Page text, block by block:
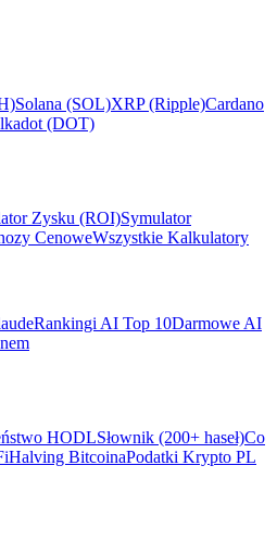
Solana (SOL)XRP (Ripple)Cardano
(DOT)
Zysku (ROI)Symulator
CenoweWszystkie Kalkulatory
Rankingi AI Top 10Darmowe AI
HODLSłownik (200+ haseł)Co
Halving BitcoinaPodatki Krypto PL